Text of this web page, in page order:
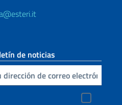
de noticias